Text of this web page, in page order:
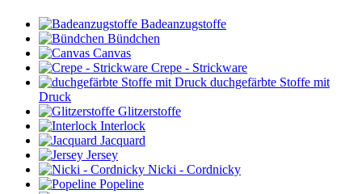
Badeanzugstoffe
Bündchen
Canvas
Crepe - Strickware
duchgefärbte Stoffe mit
Druck
Glitzerstoffe
Interlock
Jacquard
Jersey
Nicki - Cordnicky
Popeline